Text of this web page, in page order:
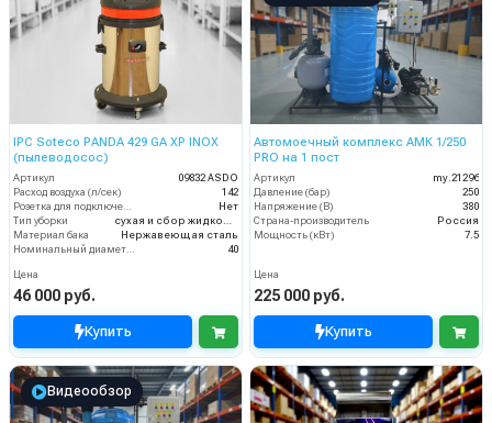
IPC Soteco PANDA 429 GA XP INOX
(пылеводосос)
Артикул
09832 ASDO
Расход воздуха (л/сек)
142
Розетка для подключения инструмента
Нет
Тип уборки
сухая и сбор жидкостей
Материал бака
Нержавеющая сталь
Номинальный диаметр принадлежностей (мм)
40
Цена
46 000 руб.
Купить
Автомоечный комплекс АМК 1/250
PRO на 1 пост
Артикул
my.21296
Давление (бар)
250
Напряжение (В)
380
Страна-производитель
Россия
Мощность (кВт)
7.5
Цена
225 000 руб.
Купить
Видеообзор